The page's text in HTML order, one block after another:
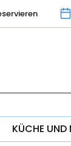
KÜCHE UND